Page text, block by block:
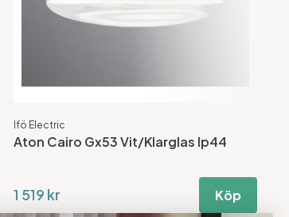
Ifö Electric
Aton Cairo Gx53 Vit/Klarglas Ip44
1 519 kr Köp